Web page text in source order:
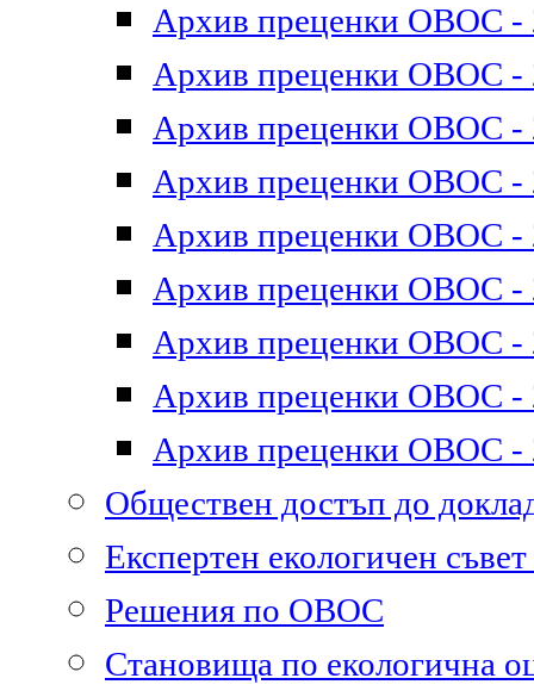
Архив преценки ОВОС -
Архив преценки ОВОС -
Архив преценки ОВОС -
Архив преценки ОВОС -
Архив преценки ОВОС -
Архив преценки ОВОС -
Архив преценки ОВОС -
Архив преценки ОВОС -
Архив преценки ОВОС -
Обществен достъп до
Експертен екологичен
Решения по ОВОС
Становища по екологична